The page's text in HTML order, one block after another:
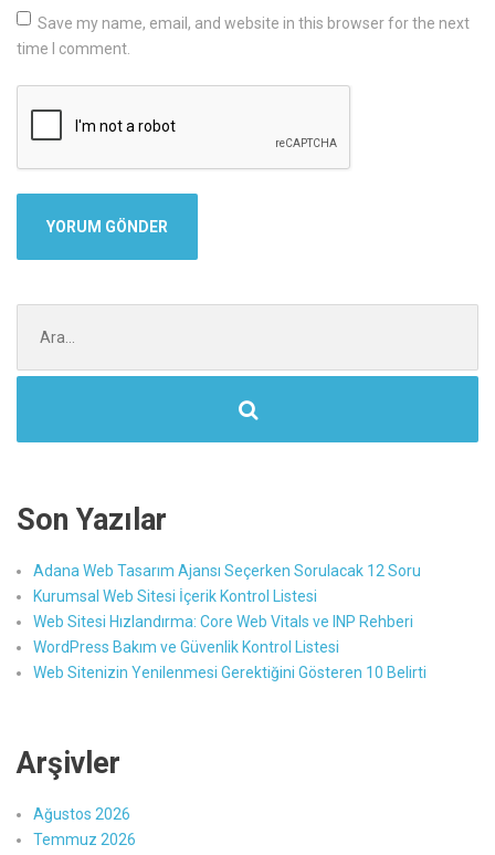
Save my name, email, and website in this browser for the next
time I comment.
ara:
Son Yazılar
Adana Web Tasarım Ajansı Seçerken Sorulacak 12 Soru
Kurumsal Web Sitesi İçerik Kontrol Listesi
Web Sitesi Hızlandırma: Core Web Vitals ve INP Rehberi
WordPress Bakım ve Güvenlik Kontrol Listesi
Web Sitenizin Yenilenmesi Gerektiğini Gösteren 10 Belirti
Arşivler
Ağustos 2026
Temmuz 2026